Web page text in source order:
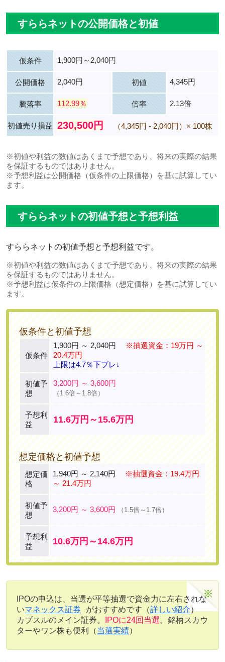
すららネットの公開価格と初値
仮条件 1,900円～2,040円
公開価格 2,040円 初値 4,345円
騰落率 112.99％ 倍率 2.13倍
初値売り損益 230,500円 （4,345円 - 2,040円）× 100株
※初値や利益の数値はあくまで予想であり、将来の実際の結果
を保証するものではありません。
※予想利益は公開価格（仮条件の上限価格）を基に試算してい
ます。
すららネットの初値予想と予想利益
すららネットの初値予想と予想利益です。
※初値や利益の数値はあくまで予想であり、将来の実際の結果
を保証するものではありません。
※予想利益は仮条件の上限価格（想定価格）を基に試算してい
ます。
仮条件と初値予想
仮条件
1,900円 ～ 2,040円
※抽選資金：19万円 ～
20.4万円
上限は4.7％下ブレ↓
初値予
想
3,200円 ～ 3,600円
（1.6倍～1.8倍）
予想利
益
11.6万円～15.6万円
想定価格と初値予想
想定価
格
1,940円 ～ 2,140円
※抽選資金：19.4万円
～ 21.4万円
初値予
想
3,200円 ～ 3,600円 （1.5倍～1.7倍）
予想利
益
10.6万円～14.6万円
IPOの申込は、当選が平等抽選で資金力に左右されな
いマネックス証券 がおすすめです（詳しい紹介）
カブスルのメイン証券。
IPOに24回当選。銘柄スカウ
ターやワン株も便利（当選実績）